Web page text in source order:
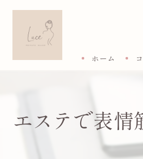
ホーム
エステで表情